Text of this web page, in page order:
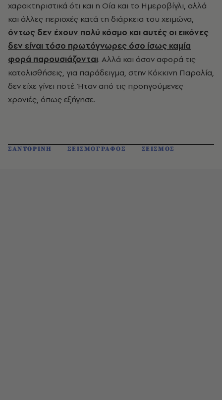
χαρακτηριστικά ότι και η Οία και το Ημεροβίγλι, αλλά
και άλλες περιοχές κατά τη διάρκεια του χειμώνα,
όντως δεν έχουν πολύ κόσμο και αυτές οι εικόνες
δεν είναι τόσο πρωτόγνωρες όσο ίσως καμία
φορά παρουσιάζονται. Αλλά και όσον αφορά τις
κατολισθήσεις, για παράδειγμα, στην Κόκκινη Παραλία,
δεν είχε γίνει ποτέ. Ήταν από τις προηγούμενες
χρονιές, όπως εξήγησε.
ΣΑΝΤΟΡΙΝΗ ΣΕΙΣΜΟΓΡΑΦΟΣ ΣΕΙΣΜΟΣ